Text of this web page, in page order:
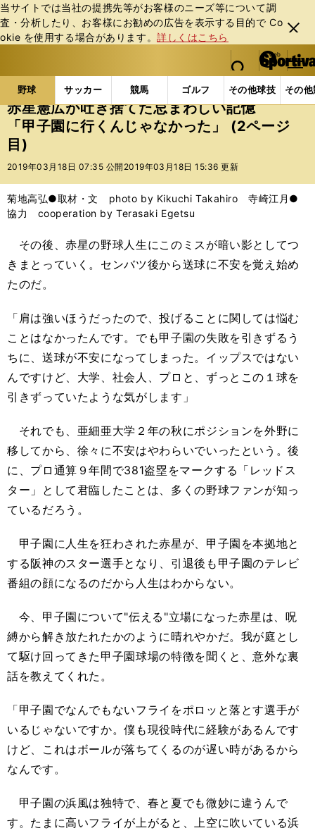
当サイトでは当社の提携先等がお客様のニーズ等について調
査・分析したり、お客様にお勧めの広告を表⽰する⽬的で Co
okie を使⽤する場合があります。詳しくはこちら
閉じ
る
web Sportiva (webスポルティーバ)
検索
マイペ
ー
ジ
メニュ
野球 サッカー 競馬 ゴルフ その他球技 その
b
ス
ポ
ル
テ
ー
バ
野球の記事一覧 高校野球他 赤星憲広が吐き捨てた
赤星憲広が吐き捨てた忌まわしい記憶
「甲子園に行くんじゃなかった」 (2ページ
目)
2019年03月18日 07:35 公開 2019年03月18日 15:36 更新
菊地高弘●取材・文 photo by Kikuchi Takahiro 寺崎江月●
協力 cooperation by Terasaki Egetsu
その後、赤星の野球人生にこのミスが暗い影としてつ
きまとっていく。センバツ後から送球に不安を覚え始め
たのだ。
「肩は強いほうだったので、投げることに関しては悩む
ことはなかったんです。でも甲子園の失敗を引きずるう
ちに、送球が不安になってしまった。イップスではない
んですけど、大学、社会人、プロと、ずっとこの１球を
引きずっていたような気がします」
それでも、亜細亜大学２年の秋にポジションを外野に
移してから、徐々に不安はやわらいでいったという。後
に、プロ通算９年間で381盗塁をマークする「レッドス
ター」として君臨したことは、多くの野球ファンが知っ
ているだろう。
甲子園に人生を狂わされた赤星が、甲子園を本拠地と
する阪神のスター選手となり、引退後も甲子園のテレビ
番組の顔になるのだから人生はわからない。
今、甲子園について"伝える"立場になった赤星は、呪
縛から解き放たれたかのように晴れやかだ。我が庭とし
て駆け回ってきた甲子園球場の特徴を聞くと、意外な裏
話を教えてくれた。
「甲子園でなんでもないフライをポロッと落とす選手が
いるじゃないですか。僕も現役時代に経験があるんです
けど、これはボールが落ちてくるのが遅い時があるから
なんです。
甲子園の浜風は独特で、春と夏でも微妙に違うんで
す。たまに高いフライが上がると、上空に吹いている浜